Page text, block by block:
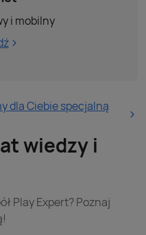
i mobilny
dla Ciebie specjalną
wiedzy i
Play Expert? Poznaj